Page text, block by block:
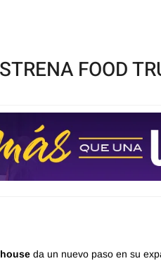
FOOD
da un nuevo paso en su